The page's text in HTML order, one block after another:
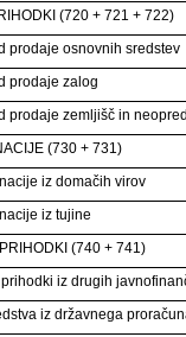
(720 + 721 + 722)
prodaje osnovnih sredstev
prodaje zalog
prodaje zemljišč in
(730 + 731)
iz domačih virov
iz tujine
(740 + 741)
iz drugih
iz državnega